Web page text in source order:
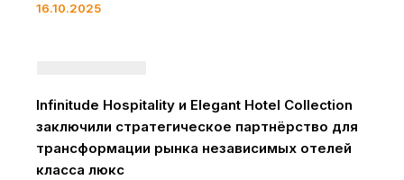
16.10.2025
Infinitude Hospitality и Elegant Hotel Collection
заключили стратегическое партнёрство для
трансформации рынка независимых отелей
класса люкс